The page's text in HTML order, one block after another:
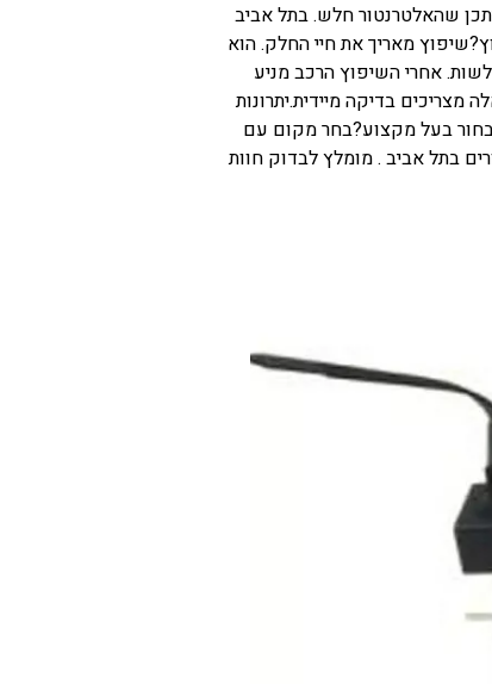
שהאלטרנטור חלש. בתל אביב
מאריך את חיי החלק. הוא
אחרי השיפוץ הרכב מניע
בדיקה מיידית.יתרונות
בעל מקצוע?בחר מקום עם
בתל אביב . מומלץ לבדוק חוות